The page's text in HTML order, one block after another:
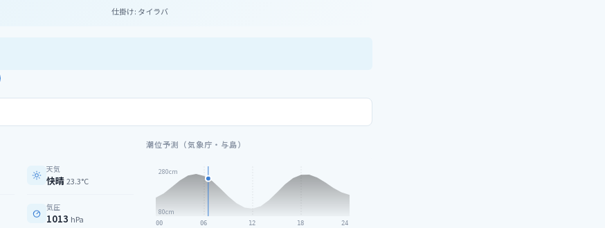
仕掛け: タイラバ
天気
快晴 23.3°C
気圧
1013 hPa
潮位予測（気象庁・与島）
280cm
80cm
00 06 12 18 24